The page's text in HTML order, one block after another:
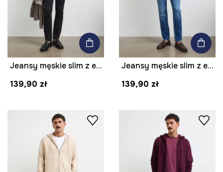
Jeansy męskie slim z efektem sprania
139,90 zł
Jeansy męskie slim z efektem sprania
139,90 zł